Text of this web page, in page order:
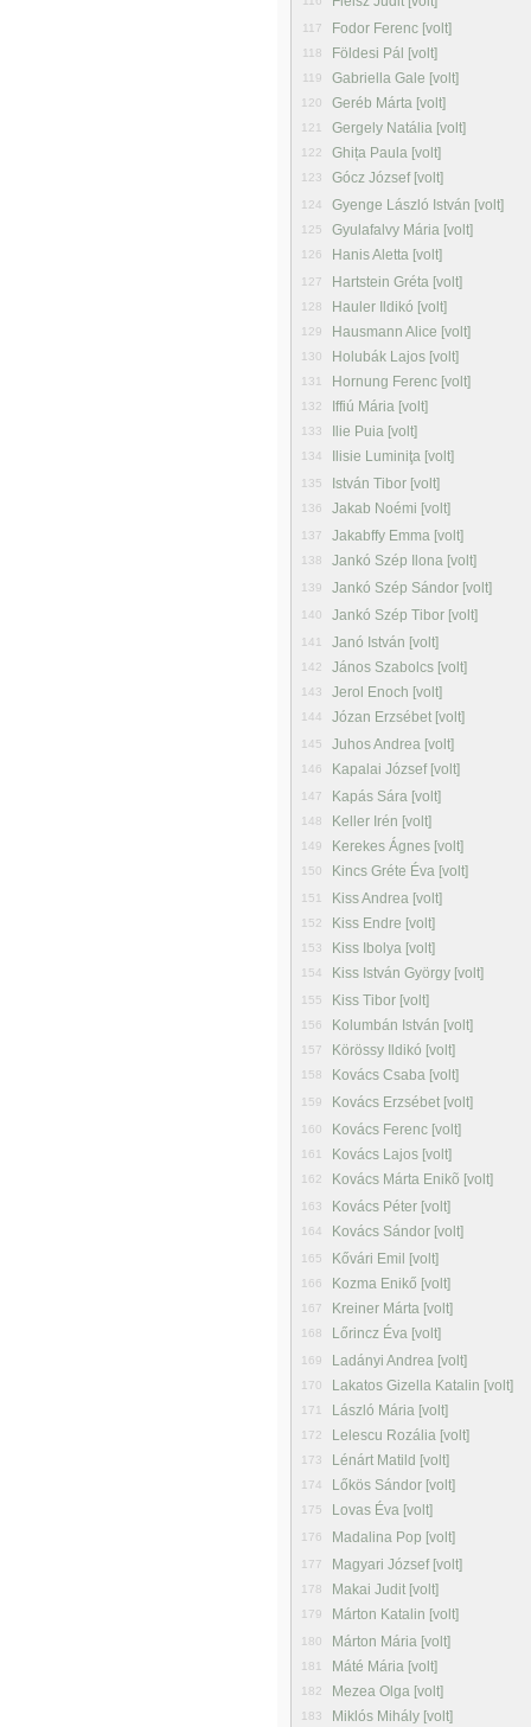
117 Fodor Ferenc [volt]
118 Földesi Pál [volt]
119 Gabriella Gale [volt]
120 Geréb Márta [volt]
121 Gergely Natália [volt]
122 Ghița Paula [volt]
123 Gócz József [volt]
124 Gyenge László István [volt]
125 Gyulafalvy Mária [volt]
126 Hanis Aletta [volt]
127 Hartstein Gréta [volt]
128 Hauler Ildikó [volt]
129 Hausmann Alice [volt]
130 Holubák Lajos [volt]
131 Hornung Ferenc [volt]
132 Iffiú Mária [volt]
133 Ilie Puia [volt]
134 Ilisie Luminiţa [volt]
135 István Tibor [volt]
136 Jakab Noémi [volt]
137 Jakabffy Emma [volt]
138 Jankó Szép Ilona [volt]
139 Jankó Szép Sándor [volt]
140 Jankó Szép Tibor [volt]
141 Janó István [volt]
142 János Szabolcs [volt]
143 Jerol Enoch [volt]
144 Józan Erzsébet [volt]
145 Juhos Andrea [volt]
146 Kapalai József [volt]
147 Kapás Sára [volt]
148 Keller Irén [volt]
149 Kerekes Ágnes [volt]
150 Kincs Gréte Éva [volt]
151 Kiss Andrea [volt]
152 Kiss Endre [volt]
153 Kiss Ibolya [volt]
154 Kiss István György [volt]
155 Kiss Tibor [volt]
156 Kolumbán István [volt]
157 Körössy Ildikó [volt]
158 Kovács Csaba [volt]
159 Kovács Erzsébet [volt]
160 Kovács Ferenc [volt]
161 Kovács Lajos [volt]
162 Kovács Márta Enikõ [volt]
163 Kovács Péter [volt]
164 Kovács Sándor [volt]
165 Kővári Emil [volt]
166 Kozma Enikő [volt]
167 Kreiner Márta [volt]
168 Lőrincz Éva [volt]
169 Ladányi Andrea [volt]
170 Lakatos Gizella Katalin [volt]
171 László Mária [volt]
172 Lelescu Rozália [volt]
173 Lénárt Matild [volt]
174 Lőkös Sándor [volt]
175 Lovas Éva [volt]
176 Madalina Pop [volt]
177 Magyari József [volt]
178 Makai Judit [volt]
179 Márton Katalin [volt]
180 Márton Mária [volt]
181 Máté Mária [volt]
182 Mezea Olga [volt]
183 Miklós Mihály [volt]